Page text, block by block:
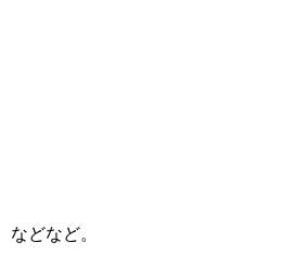
などなど。